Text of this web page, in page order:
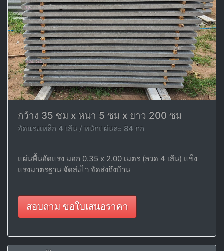
กว้าง 35 ซม x หนา 5 ซม x ยาว 200 ซม
อัดแรงเหล็ก 4 เส้น / หนักแผ่นละ 84 กก
แผ่นพื้นอัดแรง มอก 0.35 x 2.00 เมตร (ลวด 4 เส้น) แข็ง
แรงมาตรฐาน จัดส่งไว จัดส่งถึงบ้าน
สอบถาม ขอใบเสนอราคา